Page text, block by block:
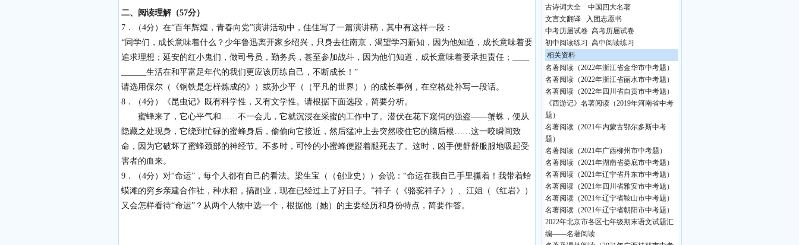
二、阅读理解（57分）
7．（4分）在“百年辉煌，青春向党”演讲活动中，佳佳写了一篇演讲稿，其中有这样一段：
“同学们，成长意味着什么？少年鲁迅离开家乡绍兴，只身去往南京，渴望学习新知，因为他知道，成长意味着要
追求理想；延安的红小鬼们，做司号员，勤务兵，甚至参加战斗，因为他们知道，成长意味着要承担责任；____
______生活在和平富足年代的我们更应该历练自己，不断成长！”
请选用保尔（《钢铁是怎样炼成的》）或孙少平（（平凡的世界））的成长事例，在空格处补写一段话。
8．（4分）《昆虫记》既有科学性，又有文学性。请根据下面选段，简要分析。
蜜蜂来了，它心平气和……不一会儿，它就沉浸在采蜜的工作中了。潜伏在花下窥伺的强盗——蟹蛛，便从
隐藏之处现身，它绕到忙碌的蜜蜂身后，偷偷向它接近，然后猛冲上去突然咬住它的脑后根……这一咬瞬间致
命，因为它破坏了蜜蜂颈部的神经节。不多时，可怜的小蜜蜂便蹬着腿死去了。这时，凶手便舒舒服服地吸起受
害者的血来。
9．（4分）对“命运”，每个人都有自己的看法。梁生宝（（创业史））会说：“命运在我自己手里攥着！我带着蛤
蟆滩的穷乡亲建合作社，种水稻，搞副业，现在已经过上了好日子。”祥子（《骆驼祥子》）、江姐（《红岩》）
又会怎样看待“命运”？从两个人物中选一个，根据他（她）的主要经历和身份特点，简要作答。
古诗词大全
中国四大名著
文言文翻译
入团志愿书
中考历届试卷 高考历届试卷
初中阅读练习
高中阅读练习
相关资料
名著阅读（2022年浙江省金华市中考题）
名著阅读（2022年浙江省丽水市中考题）
名著阅读（2022年四川省自贡市中考题）
《西游记》名著阅读（2019年河南省中考
题）
名著阅读（2021年内蒙古鄂尔多斯中考
题）
名著阅读（2021年广西柳州市中考题）
名著阅读（2021年湖南省娄底市中考题）
名著阅读（2021年辽宁省丹东市中考题）
名著阅读（2021年四川省雅安市中考题）
名著阅读（2021年辽宁省鞍山市中考题）
名著阅读（2021年辽宁省朝阳市中考题）
2022年北京市各区七年级期末语文试题汇
编——名著阅读